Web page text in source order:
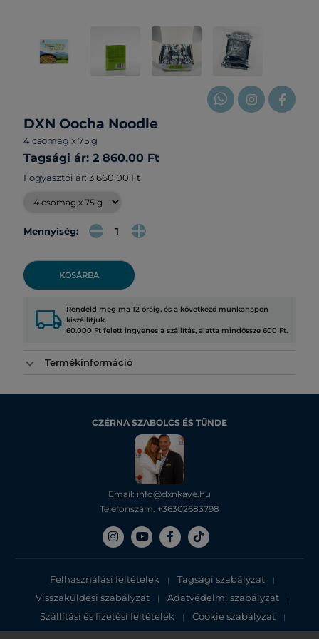
DXN Oocha Noodle
4 csomag x 75 g
Tagsági ár: 2 860.00 Ft
Fogyasztói ár: 3 660.00 Ft
Mennyiség:
KOSÁRBA
local_shipping Rendeld meg ma 12 óráig, és a következő munkanapon
kiszállítjuk.
60.000 Ft felett ingyenes a szállítás, alatta mindössze 600 Ft.
Termékinformáció
CZÉRNA SZABOLCS ÉS TÜNDE
Email: info@dxnkave.hu
Telefonszám: +36302683798
Felhasználási feltételek | Tagsági szabályzat |
Visszaküldési szabályzat | Adatvédelmi szabályzat |
Szállítási és fizetési feltételek | Cookie szabályzat |
Adatvédelmi tájékoztató